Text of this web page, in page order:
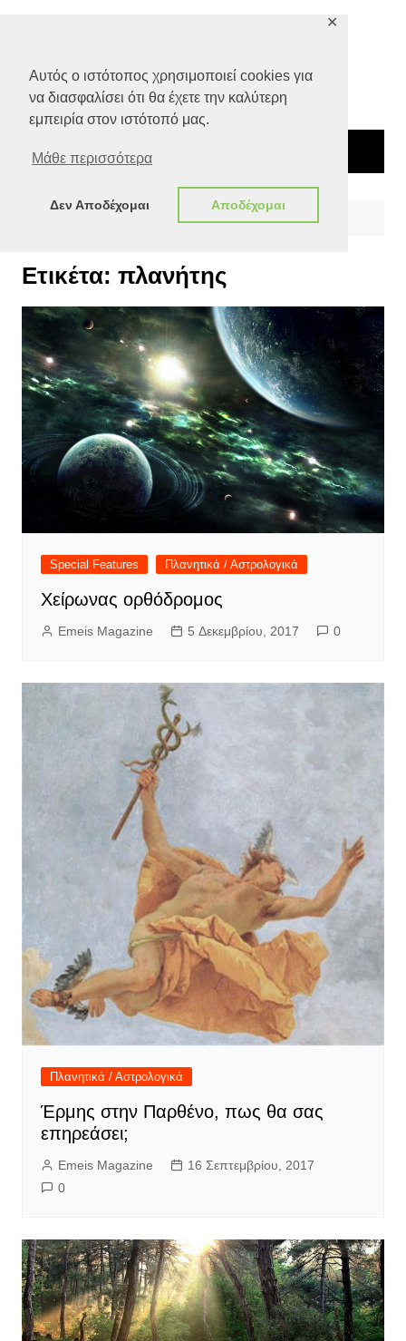
Αυτός ο ιστότοπος χρησιμοποιεί cookies για
να διασφαλίσει ότι θα έχετε την καλύτερη
εμπειρία στον ιστότοπό μας.
Μάθε περισσότερα
Δεν Αποδέχομαι Αποδέχομαι
✕
Ετικέτα: πλανήτης
Special Features Πλανητικά / Αστρολογικά
Χείρωνας ορθόδρομος
Emeis Magazine 5 Δεκεμβρίου, 2017 0
Πλανητικά / Αστρολογικά
Έρμης στην Παρθένο, πως θα σας
επηρεάσει;
Emeis Magazine
16 Σεπτεμβρίου, 2017
0